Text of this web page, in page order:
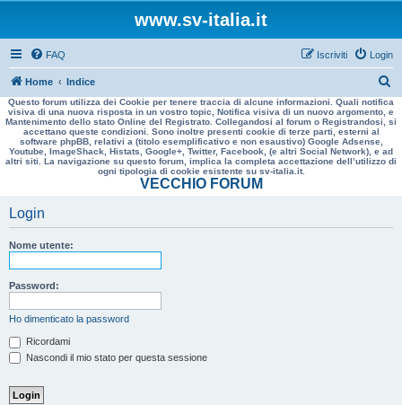
www.sv-italia.it
FAQ Login
Iscriviti
Home Indice
e
r
a
Questo forum utilizza dei Cookie per tenere traccia di alcune informazioni. Quali notifica
visiva di una nuova risposta in un vostro topic, Notifica visiva di un nuovo argomento, e
Mantenimento dello stato Online del Registrato. Collegandosi al forum o Registrandosi, si
accettano queste condizioni. Sono inoltre presenti cookie di terze parti, esterni al
software phpBB, relativi a (titolo esemplificativo e non esaustivo) Google Adsense,
Youtube, ImageShack, Histats, Google+, Twitter, Facebook, (e altri Social Network), e ad
altri siti. La navigazione su questo forum, implica la completa accettazione dell’utilizzo di
ogni tipologia di cookie esistente su sv-italia.it.
VECCHIO FORUM
Login
Nome utente:
Password:
Ho dimenticato la password
Ricordami
Nascondi il mio stato per questa sessione